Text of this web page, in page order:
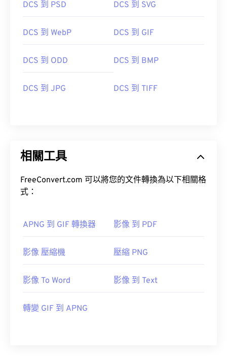
DCS 到 PSD DCS 到 SVG
DCS 到 WebP DCS 到 GIF
DCS 到 ODD DCS 到 BMP
DCS 到 JPG DCS 到 TIFF
相關工具
FreeConvert.com 可以將您的文件轉換為以下相關格
式：
APNG 到 GIF 轉換器 影像 到 PDF
影像 壓縮機 壓縮 PNG
影像 To Word 影像 到 Text
轉變 GIF 到 APNG